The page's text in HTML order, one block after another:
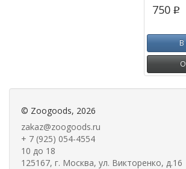
750 p
В
© Zoogoods, 2026
zakaz@zoogoods.ru
+ 7 (925) 054-4554
10 до 18
125167, г. Москва, ул. Викторенко, д.16